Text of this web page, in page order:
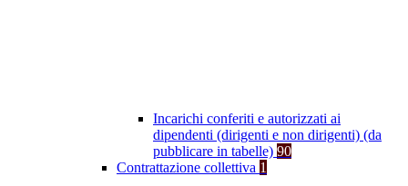
Incarichi conferiti e autorizzati ai
dipendenti (dirigenti e non dirigenti) (da
pubblicare in tabelle) 90
Contrattazione collettiva 1